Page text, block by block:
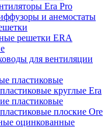
Era Pro
и анемостаты
решетки ERA
для вентиляции
пластиковые
круглые Era
пластиковые
плоские Ore
оцинкованные